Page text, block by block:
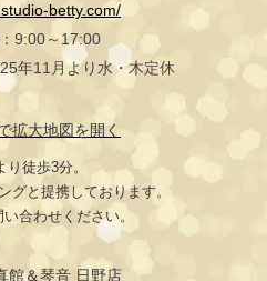
betty.com/
9:00～17:00
年11月より水・木定休
り徒歩3分。
グと提携しております。
合わせください。
館＆琴音 日野店